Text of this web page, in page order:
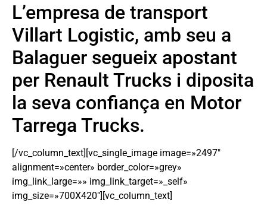
L’empresa de transport
Villart Logistic, amb seu a
Balaguer segueix apostant
per Renault Trucks i diposita
la seva confiança en Motor
Tarrega Trucks.
[/vc_column_text][vc_single_image image=»2497″
alignment=»center» border_color=»grey»
img_link_large=»» img_link_target=»_self»
img_size=»700X420″][vc_column_text]